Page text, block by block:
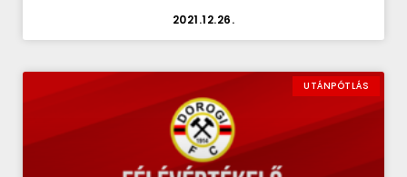
2021.12.26.
UTÁNPÓTLÁS